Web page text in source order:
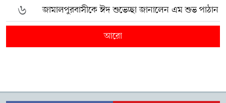
৬ জামালপুরবাসীকে ঈদ শুভেচ্ছা জানালেন এম শুভ পাঠান
আরো